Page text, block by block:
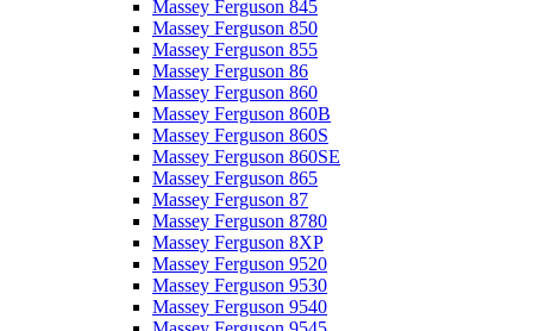
Massey Ferguson 845
Massey Ferguson 850
Massey Ferguson 855
Massey Ferguson 86
Massey Ferguson 860
Massey Ferguson 860B
Massey Ferguson 860S
Massey Ferguson 860SE
Massey Ferguson 865
Massey Ferguson 87
Massey Ferguson 8780
Massey Ferguson 8XP
Massey Ferguson 9520
Massey Ferguson 9530
Massey Ferguson 9540